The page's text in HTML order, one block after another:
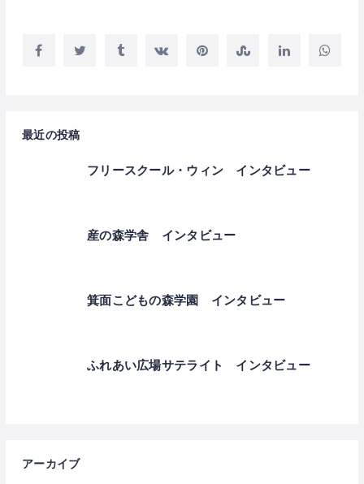
最近の投稿
フリースクール・ウィン インタビュー
産の森学舎 インタビュー
箕面こどもの森学園 インタビュー
ふれあい広場サテライト インタビュー
アーカイブ